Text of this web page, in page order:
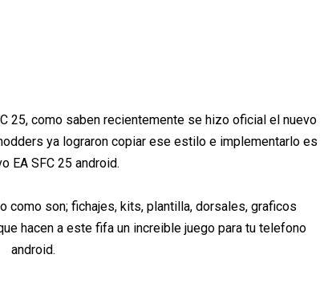
25, como saben recientemente se hizo oficial el nuevo
ya lograron copiar ese estilo e implementarlo es
EA SFC 25 android.
como son; fichajes, kits, plantilla, dorsales, graficos
hacen a este fifa un increible juego para tu telefono
android.